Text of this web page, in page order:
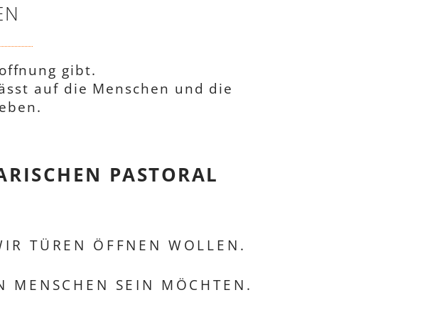
gibt.
auf die Menschen und die
PASTORAL
TÜREN ÖFFNEN WOLLEN.
MENSCHEN SEIN MÖCHTEN.